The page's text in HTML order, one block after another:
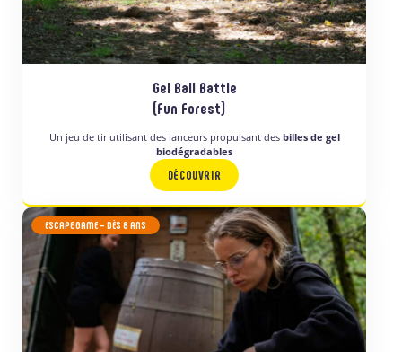
Gel Ball Battle
(Fun Forest)
Un jeu de tir utilisant des lanceurs propulsant des billes de gel
biodégradables
DÉCOUVRIR
ESCAPE GAME – DÈS 8 ANS